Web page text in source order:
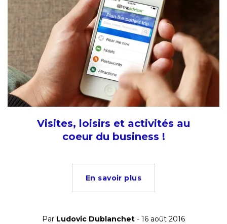
Visites, loisirs et activités au
coeur du business !
En savoir plus
Par Ludovic Dublanchet - 16 août 2016